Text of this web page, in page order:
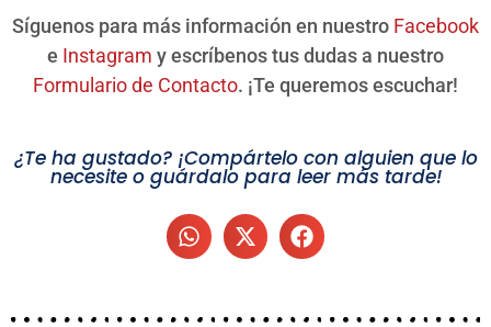
Síguenos para más información en nuestro Facebook
e Instagram y escríbenos tus dudas a nuestro
Formulario de Contacto. ¡Te queremos escuchar!
¿Te ha gustado? ¡Compártelo con alguien que lo
necesite o guárdalo para leer más tarde!